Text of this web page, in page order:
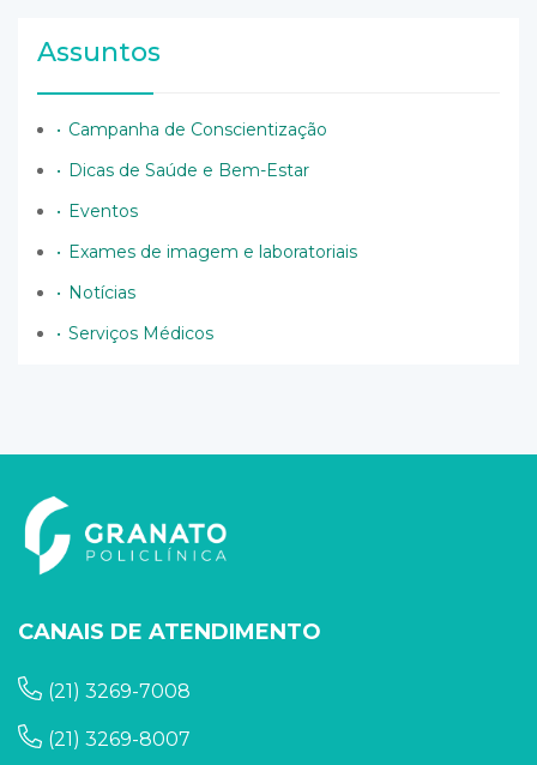
Assuntos
Campanha de Conscientização
Dicas de Saúde e Bem-Estar
Eventos
Exames de imagem e laboratoriais
Notícias
Serviços Médicos
CANAIS DE ATENDIMENTO
(21) 3269-7008
(21) 3269-8007